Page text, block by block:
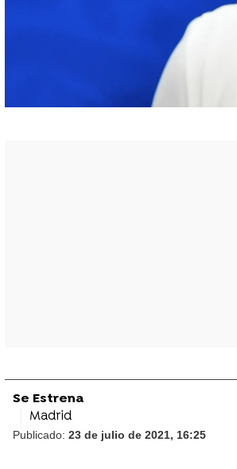
Se Estrena
Madrid
Publicado: 23 de julio de 2021, 16:25